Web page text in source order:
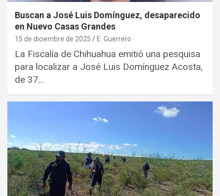
Buscan a José Luis Domínguez, desaparecido
en Nuevo Casas Grandes
15 de diciembre de 2025 E. Guerrero
La Fiscalía de Chihuahua emitió una pesquisa
para localizar a José Luis Domínguez Acosta,
de 37…